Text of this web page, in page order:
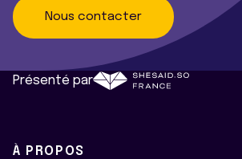
Nous contacter
Présenté par
À PROPOS